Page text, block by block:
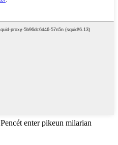
Pencét enter pikeun milarian